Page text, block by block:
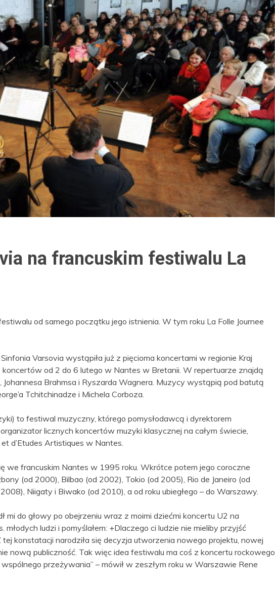
na francuskim festiwalu La
od samego początku jego istnienia. W tym roku La Folle Journee
Varsovia wystąpiła już z pięcioma koncertami w regionie Kraj
koncertów od 2 do 6 lutego w Nantes w Bretanii. W repertuarze znajdą
Johannesa Brahmsa i Ryszarda Wagnera. Muzycy wystąpią pod batutą
Tchitchinadze i Michela Corboza.
to festiwal muzyczny, którego pomysłodawcą i dyrektorem
licznych koncertów muzyki klasycznej na całym świecie,
d’Etudes Artistiques w Nantes.
we francuskim Nantes w 1995 roku. Wkrótce potem jego coroczne
(od 2000), Bilbao (od 2002), Tokio (od 2005), Rio de Janeiro (od
Niigaty i Biwako (od 2010), a od roku ubiegłego – do Warszawy.
mi do głowy po obejrzeniu wraz z moimi dziećmi koncertu U2 na
ludzi i pomyślałem: +Dlaczego ci ludzie nie mieliby przyjść
tej konstatacji narodziła się decyzja utworzenia nowego projektu, nowej
nową publiczność. Tak więc idea festiwalu ma coś z koncertu rockowego
przeżywania” – mówił w zeszłym roku w Warszawie Rene